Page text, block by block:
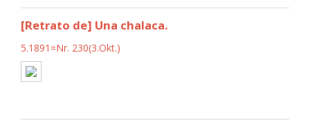
[Retrato de] Una chalaca.
5.1891=Nr. 230(3.Okt.)